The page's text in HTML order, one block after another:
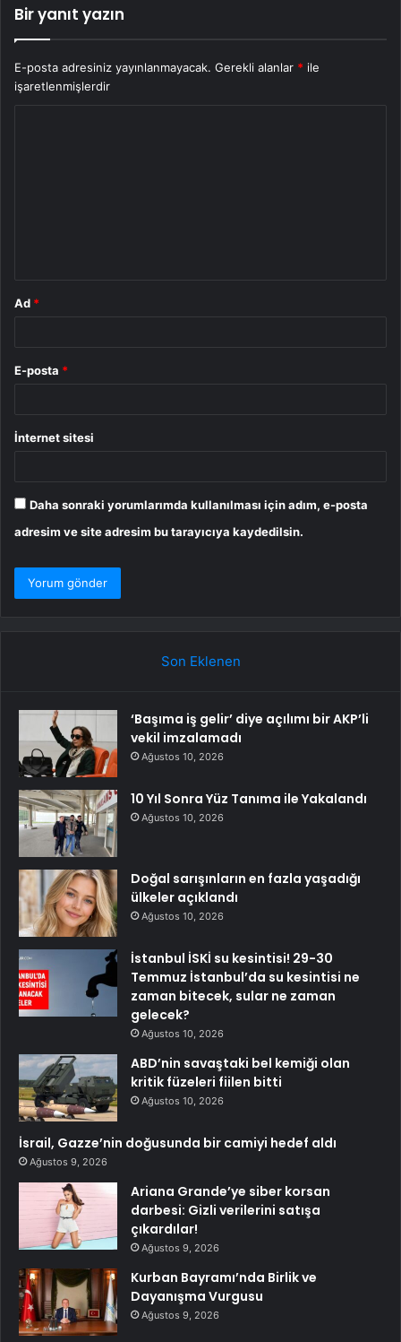
Bir yanıt yazın
E-posta adresiniz yayınlanmayacak. Gerekli alanlar * ile
işaretlenmişlerdir
Ad *
E-posta *
İnternet sitesi
Daha sonraki yorumlarımda kullanılması için adım, e-posta
adresim ve site adresim bu tarayıcıya kaydedilsin.
Son Eklenen
‘Başıma iş gelir’ diye açılımı bir AKP’li
vekil imzalamadı
Ağustos 10, 2026
10 Yıl Sonra Yüz Tanıma ile Yakalandı
Ağustos 10, 2026
Doğal sarışınların en fazla yaşadığı
ülkeler açıklandı
Ağustos 10, 2026
İstanbul İSKİ su kesintisi! 29-30
Temmuz İstanbul’da su kesintisi ne
zaman bitecek, sular ne zaman
gelecek?
Ağustos 10, 2026
ABD’nin savaştaki bel kemiği olan
kritik füzeleri fiilen bitti
Ağustos 10, 2026
İsrail, Gazze’nin doğusunda bir camiyi hedef aldı
Ağustos 9, 2026
Ariana Grande’ye siber korsan
darbesi: Gizli verilerini satışa
çıkardılar!
Ağustos 9, 2026
Kurban Bayramı’nda Birlik ve
Dayanışma Vurgusu
Ağustos 9, 2026